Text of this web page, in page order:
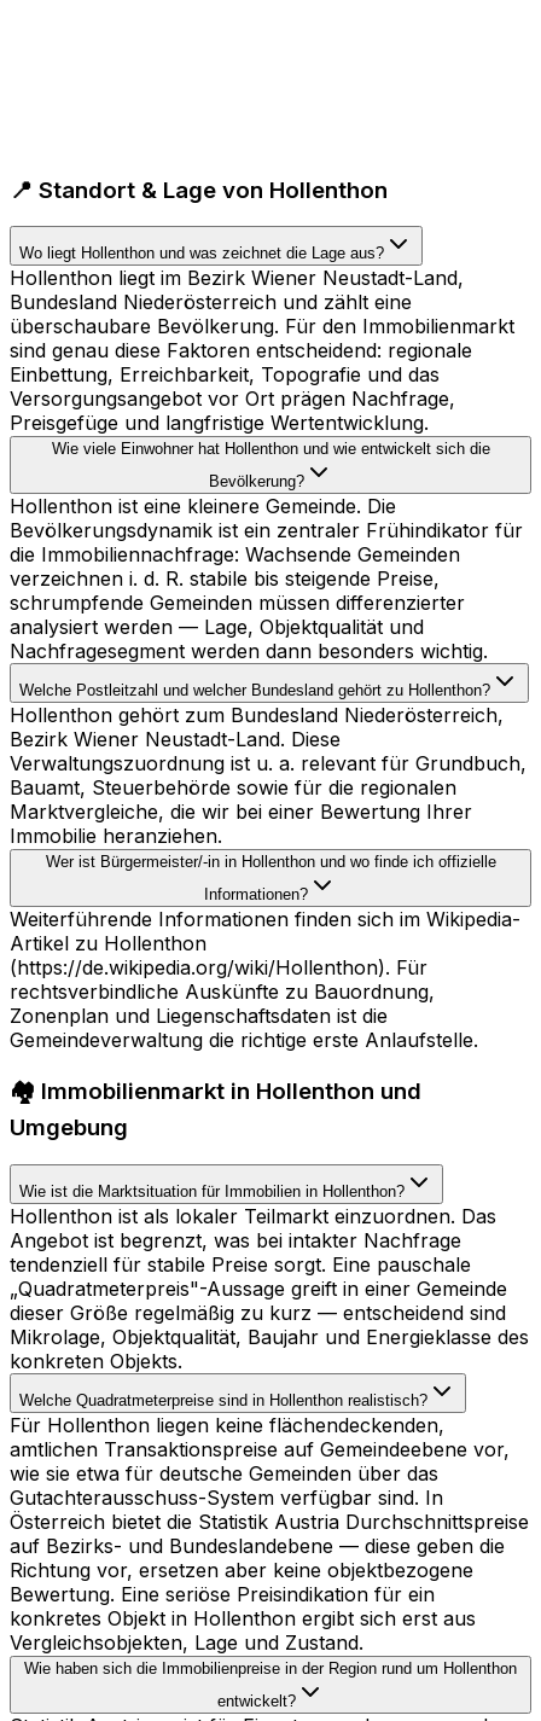
📍 Standort & Lage von Hollenthon
Wo liegt Hollenthon und was zeichnet die Lage aus?
Hollenthon liegt im Bezirk Wiener Neustadt-Land,
Bundesland Niederösterreich und zählt eine
überschaubare Bevölkerung. Für den Immobilienmarkt
sind genau diese Faktoren entscheidend: regionale
Einbettung, Erreichbarkeit, Topografie und das
Versorgungsangebot vor Ort prägen Nachfrage,
Preisgefüge und langfristige Wertentwicklung.
Wie viele Einwohner hat Hollenthon und wie entwickelt sich die
Bevölkerung?
Hollenthon ist eine kleinere Gemeinde. Die
Bevölkerungsdynamik ist ein zentraler Frühindikator für
die Immobiliennachfrage: Wachsende Gemeinden
verzeichnen i. d. R. stabile bis steigende Preise,
schrumpfende Gemeinden müssen differenzierter
analysiert werden — Lage, Objektqualität und
Nachfragesegment werden dann besonders wichtig.
Welche Postleitzahl und welcher Bundesland gehört zu Hollenthon?
Hollenthon gehört zum Bundesland Niederösterreich,
Bezirk Wiener Neustadt-Land. Diese
Verwaltungszuordnung ist u. a. relevant für Grundbuch,
Bauamt, Steuerbehörde sowie für die regionalen
Marktvergleiche, die wir bei einer Bewertung Ihrer
Immobilie heranziehen.
Wer ist Bürgermeister/-in in Hollenthon und wo finde ich offizielle
Informationen?
Weiterführende Informationen finden sich im Wikipedia-
Artikel zu Hollenthon
(https://de.wikipedia.org/wiki/Hollenthon). Für
rechtsverbindliche Auskünfte zu Bauordnung,
Zonenplan und Liegenschaftsdaten ist die
Gemeindeverwaltung die richtige erste Anlaufstelle.
🏘️ Immobilienmarkt in Hollenthon und
Umgebung
Wie ist die Marktsituation für Immobilien in Hollenthon?
Hollenthon ist als lokaler Teilmarkt einzuordnen. Das
Angebot ist begrenzt, was bei intakter Nachfrage
tendenziell für stabile Preise sorgt. Eine pauschale
„Quadratmeterpreis"-Aussage greift in einer Gemeinde
dieser Größe regelmäßig zu kurz — entscheidend sind
Mikrolage, Objektqualität, Baujahr und Energieklasse des
konkreten Objekts.
Welche Quadratmeterpreise sind in Hollenthon realistisch?
Für Hollenthon liegen keine flächendeckenden,
amtlichen Transaktionspreise auf Gemeindeebene vor,
wie sie etwa für deutsche Gemeinden über das
Gutachterausschuss-System verfügbar sind. In
Österreich bietet die Statistik Austria Durchschnittspreise
auf Bezirks- und Bundeslandebene — diese geben die
Richtung vor, ersetzen aber keine objektbezogene
Bewertung. Eine seriöse Preisindikation für ein
konkretes Objekt in Hollenthon ergibt sich erst aus
Vergleichsobjekten, Lage und Zustand.
Wie haben sich die Immobilienpreise in der Region rund um Hollenthon
entwickelt?